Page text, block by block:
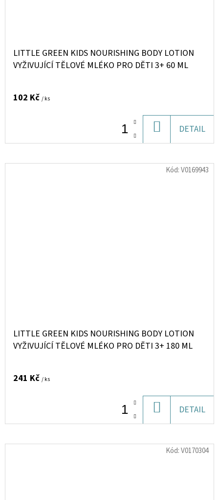
LITTLE GREEN KIDS NOURISHING BODY LOTION
VYŽIVUJÍCÍ TĚLOVÉ MLÉKO PRO DĚTI 3+ 60 ML
102 Kč / ks
KOŠÍKU
DETAIL
LITTLE GREEN KIDS NOURISHING BODY LOTION
VYŽIVUJÍCÍ TĚLOVÉ MLÉKO PRO DĚTI 3+ 180 ML
241 Kč / ks
KOŠÍKU
DETAIL
Kód:V0169943
Kód:V0170304